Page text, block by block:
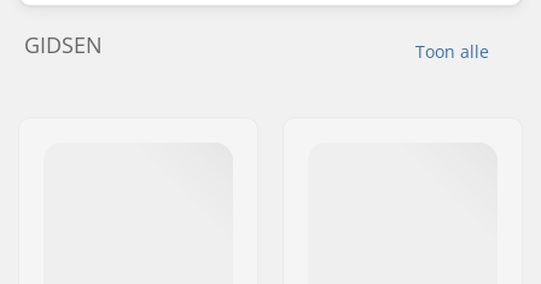
Toon alle
GIDSEN